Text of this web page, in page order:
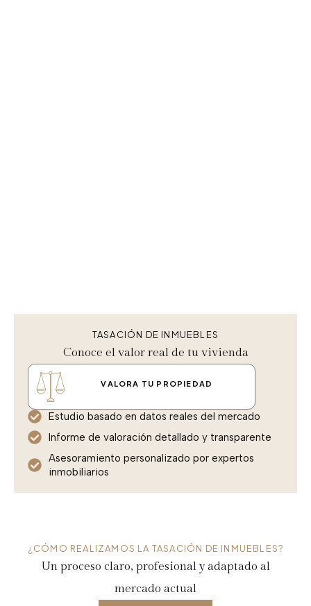
TASACIÓN DE INMUEBLES
Conoce el valor real de tu vivienda
VALORA TU PROPIEDAD
Estudio basado en datos reales del mercado
Informe de valoración detallado y transparente
Asesoramiento personalizado por expertos
inmobiliarios
¿CÓMO REALIZAMOS LA TASACIÓN DE INMUEBLES?
Un proceso claro, profesional y adaptado al
mercado actual